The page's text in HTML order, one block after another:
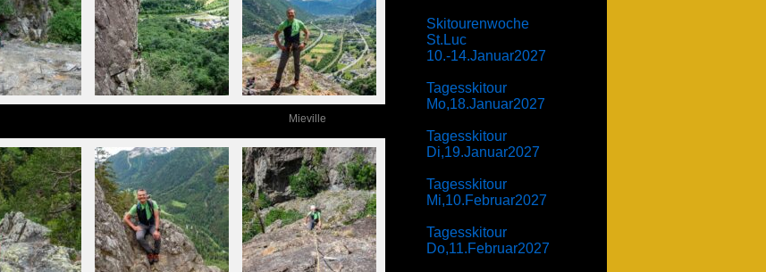
Skitourenwoche
St.Luc
10.-14.Januar2027
Tagesskitour
Mo,18.Januar2027
Tagesskitour
Di,19.Januar2027
Tagesskitour
Mi,10.Februar2027
Tagesskitour
Do,11.Februar2027
Mieville